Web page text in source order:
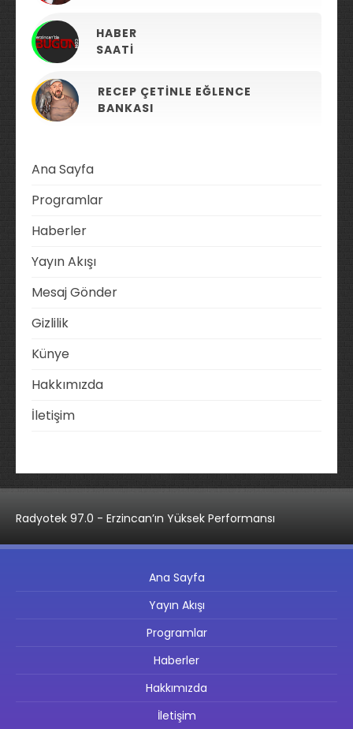
HABER
SAATI
RECEP ÇETINLE EĞLENCE
BANKASI
Ana Sayfa
Programlar
Haberler
Yayın Akışı
Mesaj Gönder
Gizlilik
Künye
Hakkımızda
İletişim
Radyotek 97.0 - Erzincan’ın Yüksek Performansı
Ana Sayfa
Yayın Akışı
Programlar
Haberler
Hakkımızda
İletişim